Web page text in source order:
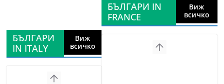
БЪЛГАРИ
IN ITALY
Виж
всичко
БЪЛГАРИ IN
FRANCE
Виж
всичко